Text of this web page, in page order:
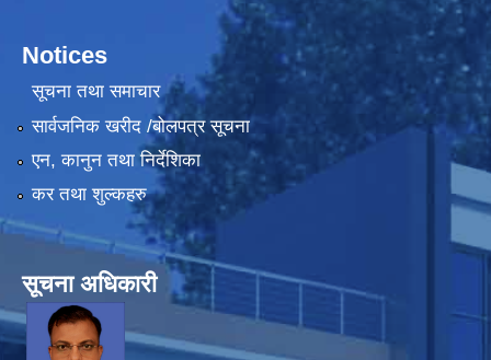
Notices
सूचना तथा समाचार
सार्वजनिक खरीद /बोलपत्र सूचना
एन, कानुन तथा निर्देशिका
कर तथा शुल्कहरु
सूचना अधिकारी